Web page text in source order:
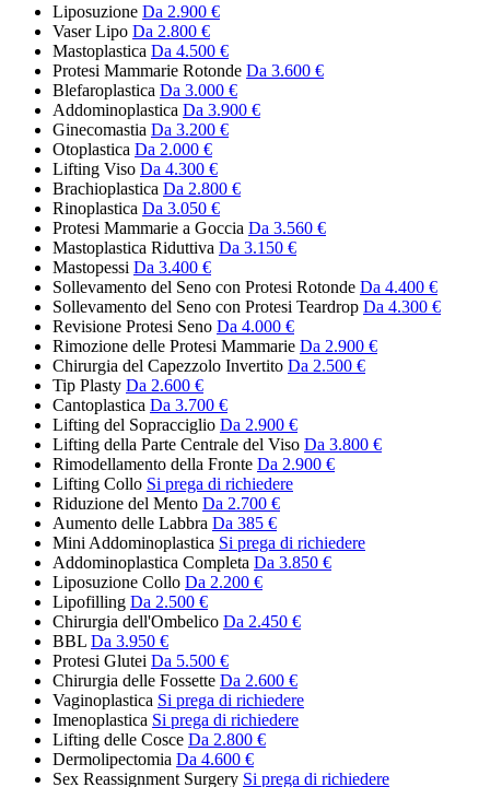
Liposuzione Da 2.900 €
Vaser Lipo Da 2.800 €
Mastoplastica Da 4.500 €
Protesi Mammarie Rotonde Da 3.600 €
Blefaroplastica Da 3.000 €
Addominoplastica Da 3.900 €
Ginecomastia Da 3.200 €
Otoplastica Da 2.000 €
Lifting Viso Da 4.300 €
Brachioplastica Da 2.800 €
Rinoplastica Da 3.050 €
Protesi Mammarie a Goccia Da 3.560 €
Mastoplastica Riduttiva Da 3.150 €
Mastopessi Da 3.400 €
Sollevamento del Seno con Protesi Rotonde Da 4.400 €
Sollevamento del Seno con Protesi Teardrop Da 4.300 €
Revisione Protesi Seno Da 4.000 €
Rimozione delle Protesi Mammarie Da 2.900 €
Chirurgia del Capezzolo Invertito Da 2.500 €
Tip Plasty Da 2.600 €
Cantoplastica Da 3.700 €
Lifting del Sopracciglio Da 2.900 €
Lifting della Parte Centrale del Viso Da 3.800 €
Rimodellamento della Fronte Da 2.900 €
Lifting Collo Si prega di richiedere
Riduzione del Mento Da 2.700 €
Aumento delle Labbra Da 385 €
Mini Addominoplastica Si prega di richiedere
Addominoplastica Completa Da 3.850 €
Liposuzione Collo Da 2.200 €
Lipofilling Da 2.500 €
Chirurgia dell'Ombelico Da 2.450 €
BBL Da 3.950 €
Protesi Glutei Da 5.500 €
Chirurgia delle Fossette Da 2.600 €
Vaginoplastica Si prega di richiedere
Imenoplastica Si prega di richiedere
Lifting delle Cosce Da 2.800 €
Dermolipectomia Da 4.600 €
Sex Reassignment Surgery Si prega di richiedere